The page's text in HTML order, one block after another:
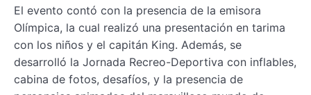
El evento contó con la presencia de la emisora
Olímpica, la cual realizó una presentación en tarima
con los niños y el capitán King. Además, se
desarrolló la Jornada Recreo-Deportiva con inflables,
cabina de fotos, desafíos, y la presencia de